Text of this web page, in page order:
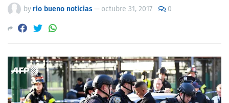
by rio bueno noticias— octubre 31, 2017 0